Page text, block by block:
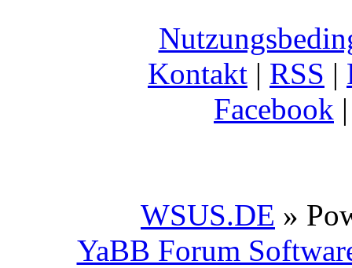
Kontakt | RSS |
Facebook
WSUS.DE »
YaBB Forum